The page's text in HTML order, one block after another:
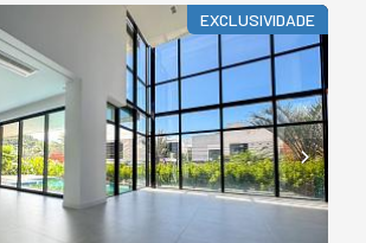
EXCLUSIVIDADE